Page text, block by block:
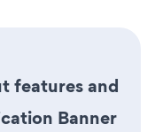
features and
Banner